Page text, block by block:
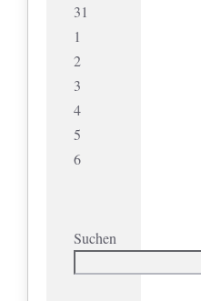
31
1
2
3
4
5
6
Suchen